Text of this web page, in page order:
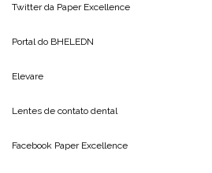
Twitter da Paper Excellence
Portal do BHELEDN
Elevare
Lentes de contato dental
Facebook Paper Excellence